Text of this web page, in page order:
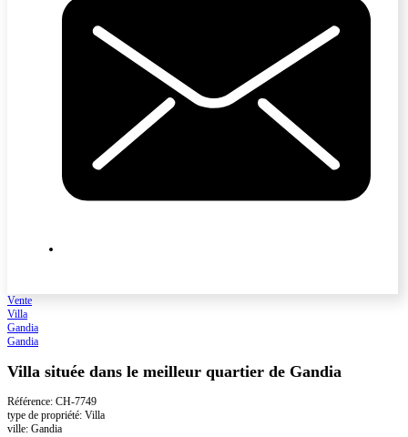
Vente
Villa
Gandia
Gandia
Villa située dans le meilleur quartier de Gandia
Référence: CH-7749
type de propriété: Villa
ville: Gandia